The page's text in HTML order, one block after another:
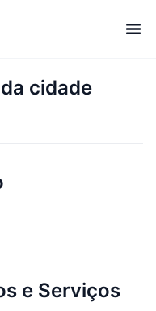
cidade
e Serviços